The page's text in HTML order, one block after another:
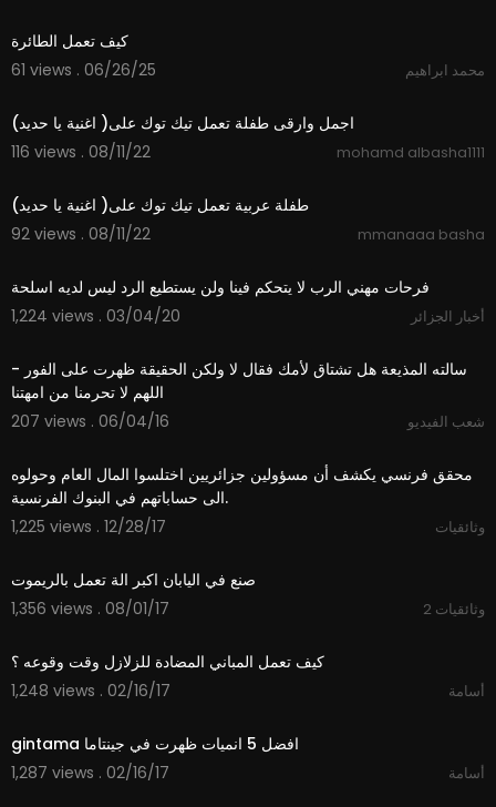
كيف تعمل الطائرة
61 views . 06/26/25
محمد ابراهيم
اجمل وارقى طفلة تعمل تيك توك على( اغنية يا حديد)
116 views . 08/11/22
mohamd albasha1111
طفلة عربية تعمل تيك توك على( اغنية يا حديد)
92 views . 08/11/22
mmanaaa basha
فرحات مهني الرب لا يتحكم فينا ولن يستطيع الرد ليس لديه اسلحة
1,224 views . 03/04/20
أخبار الجزائر
سالته المذيعة هل تشتاق لأمك فقال لا ولكن الحقيقة ظهرت على الفور -
اللهم لا تحرمنا من امهتنا
207 views . 06/04/16
شعب الفيديو
محقق فرنسي يكشف أن مسؤولين جزائريين اختلسوا المال العام وحولوه
الى حساباتهم في البنوك الفرنسية.
1,225 views . 12/28/17
وثائقيات
صنع في اليابان اكبر الة تعمل بالريموت
1,356 views . 08/01/17
وثائقيات 2
1,248 views . 02/16/17
أسامة
1,287 views . 02/16/17
أسامة